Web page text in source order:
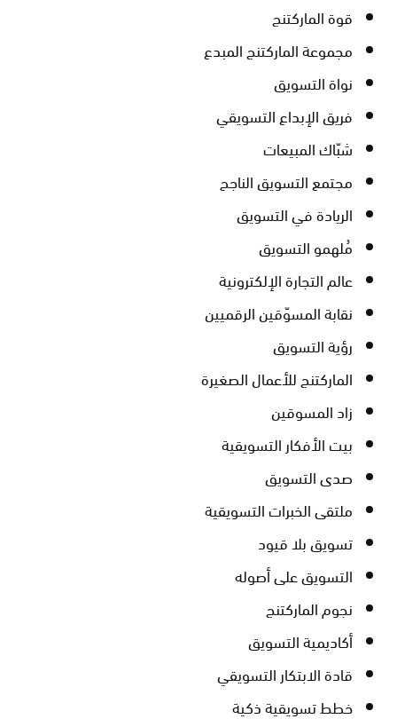
قوة الماركتنج
مجموعة الماركتنج المبدع
نواة التسويق
فريق الإبداع التسويقي
شبّاك المبيعات
مجتمع التسويق الناجح
الريادة في التسويق
مُلهمو التسويق
عالم التجارة الإلكترونية
نقابة المسوّقين الرقميين
رؤية التسويق
الماركتنج للأعمال الصغيرة
زاد المسوقين
بيت الأفكار التسويقية
صدى التسويق
ملتقى الخبرات التسويقية
تسويق بلا قيود
التسويق على أصوله
نجوم الماركتنج
أكاديمية التسويق
قادة الابتكار التسويقي
خطط تسويقية ذكية